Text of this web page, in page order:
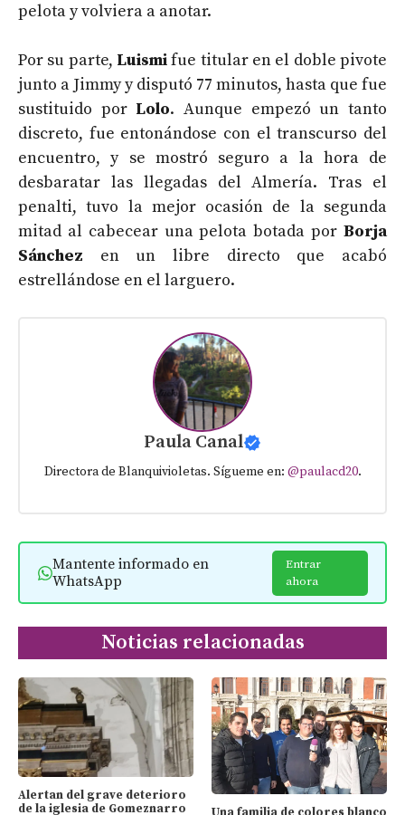
pelota y volviera a anotar.
Por su parte, Luismifue titular en el doble pivote
junto a Jimmy y disputó 77 minutos, hasta que fue
sustituido por Lolo. Aunque empezó un tanto
discreto, fue entonándose con el transcurso del
encuentro, y se mostró seguro a la hora de
desbaratar las llegadas del Almería. Tras el
penalti, tuvo la mejor ocasión de la segunda
mitad al cabecear una pelota botada por Borja
Sánchez en un libre directo que acabó
estrellándose en el larguero.
Paula Canal
Directora de Blanquivioletas. Sígueme en: @paulacd20.
Mantente informado en
WhatsApp
Entrar
ahora
Noticias relacionadas
Alertan del grave deterioro
de la iglesia de Gomeznarro